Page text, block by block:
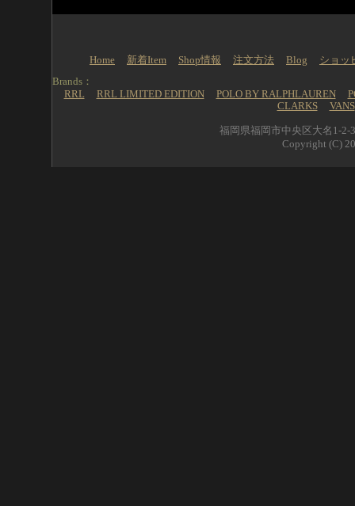
Home 新着Item Shop情報 注文方法 Blog
ショッ
Brands：
RRL
RRL LIMITED EDITION POLO BY RALPHLAUREN
CLARKS
VANS
福岡県福岡市中央区大名1-2-
Copyright (C)